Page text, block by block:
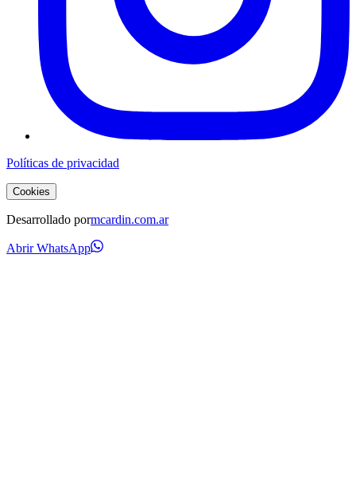
Políticas de privacidad
Cookies
Desarrollado pormcardin.com.ar
Abrir WhatsApp